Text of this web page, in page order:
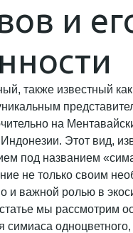
и
также известный
на
Этот вид,
под названием
не только своим
и важной ролью в
мы рассмотрим
симиаса одноцветного,